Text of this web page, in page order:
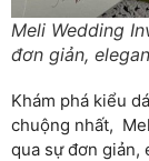
Meli Wedding
đơn giản,
Khám phá kiểu
chuộng nhất,
qua sự đơn giản,